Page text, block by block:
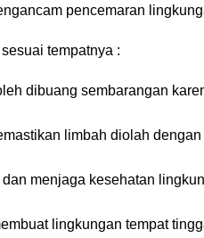
pencemaran
tempatnya :
dibuang sembarangan
limbah diolah
menjaga kesehatan
lingkungan tempat